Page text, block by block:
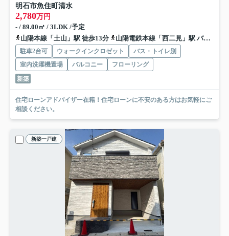
明石市魚住町清水
2,780万円
- / 89.00㎡ / 3LDK /予定
山陽本線「土山」駅 徒歩13分
山陽電鉄本線「西二見」駅 バス9分 兵庫県明石市「西二見岡の上」 停歩14分
駐車2台可 ウォークインクロゼット
バス・トイレ別
室内洗濯機置場
バルコニー
フローリング
新築
住宅ローンアドバイザー在籍！住宅ローンに不安のある方はお気軽にご
相談ください。
新築一戸建